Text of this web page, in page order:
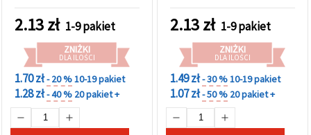
otwór 1,5 mm – 2 szt.
2.13zł 1-9 pakiet
ZNIŻKI
DLA ILOŚCI
1.70 zł- 20 %10-19 pakiet
1.28 zł- 40 % 20 pakiet +
otwór 2 mm – 2 szt.
2.13zł 1-9 pakiet
ZNIŻKI
DLA ILOŚCI
1.49 zł- 30 %10-19 pakiet
1.07 zł- 50 % 20 pakiet +